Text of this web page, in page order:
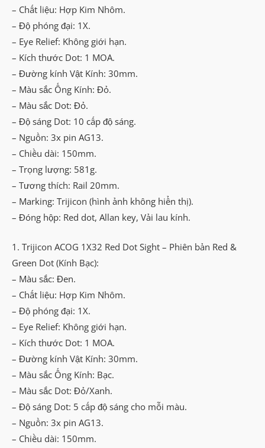
– Chất liệu: Hợp Kim Nhôm.
– Độ phóng đại: 1X.
– Eye Relief: Không giới hạn.
– Kích thước Dot: 1 MOA.
– Đường kính Vật Kính: 30mm.
– Màu sắc Ống Kính: Đỏ.
– Màu sắc Dot: Đỏ.
– Độ sáng Dot: 10 cấp độ sáng.
– Nguồn: 3x pin AG13.
– Chiều dài: 150mm.
– Trọng lượng: 581g.
– Tương thích: Rail 20mm.
– Marking: Trijicon (hình ảnh không hiển thị).
– Đóng hộp: Red dot, Allan key, Vải lau kính.
1. Trijicon ACOG 1X32 Red Dot Sight – Phiên bản Red &
Green Dot (Kính Bạc):
– Màu sắc: Đen.
– Chất liệu: Hợp Kim Nhôm.
– Độ phóng đại: 1X.
– Eye Relief: Không giới hạn.
– Kích thước Dot: 1 MOA.
– Đường kính Vật Kính: 30mm.
– Màu sắc Ống Kính: Bạc.
– Màu sắc Dot: Đỏ/Xanh.
– Độ sáng Dot: 5 cấp độ sáng cho mỗi màu.
– Nguồn: 3x pin AG13.
– Chiều dài: 150mm.